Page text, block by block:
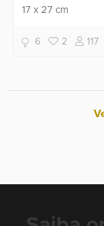
com base de metal.
17x 27cm
6 2 117